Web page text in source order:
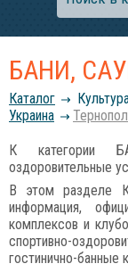
БАНИ,
Каталог
Украина
К категории
оздоровительные
В этом разделе
информация,
комплексов и
спортивно-
гостинично-банные